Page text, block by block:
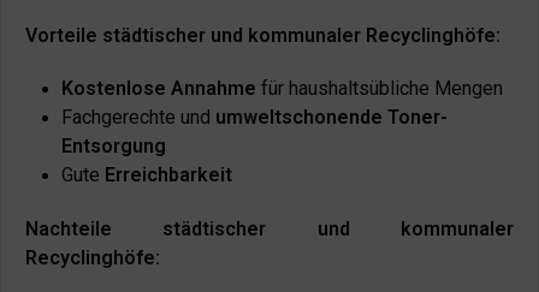
Vorteile städtischer und kommunaler Recyclinghöfe:
Kostenlose Annahme für haushaltsübliche Mengen
Fachgerechte und umweltschonende Toner-
Entsorgung
Gute Erreichbarkeit
Nachteile städtischer und kommunaler
Recyclinghöfe: